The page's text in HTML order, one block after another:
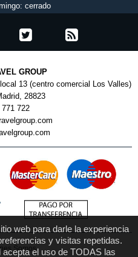
web para darle la experiencia
y visitas repetidas.
el uso de TODAS las
cerrado
GROUP
13 (centro comercial Los Valles)
28823
722
Somos